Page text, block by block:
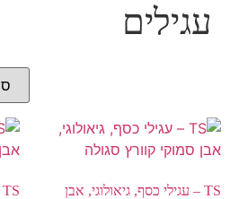
עגילים
TS – עגילי כסף, גיאולוגי, אבן